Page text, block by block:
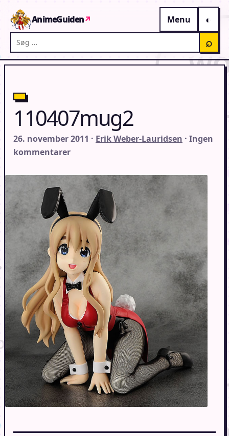
AnimeGuiden↗
Menu
Søg på AnimeGuiden
⌕
110407mug2
26. november 2011 · Erik Weber-Lauridsen · Ingen
kommentarer